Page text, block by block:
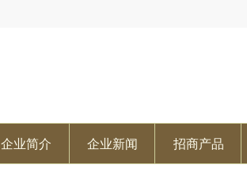
企业简介 企业新闻 招商产品